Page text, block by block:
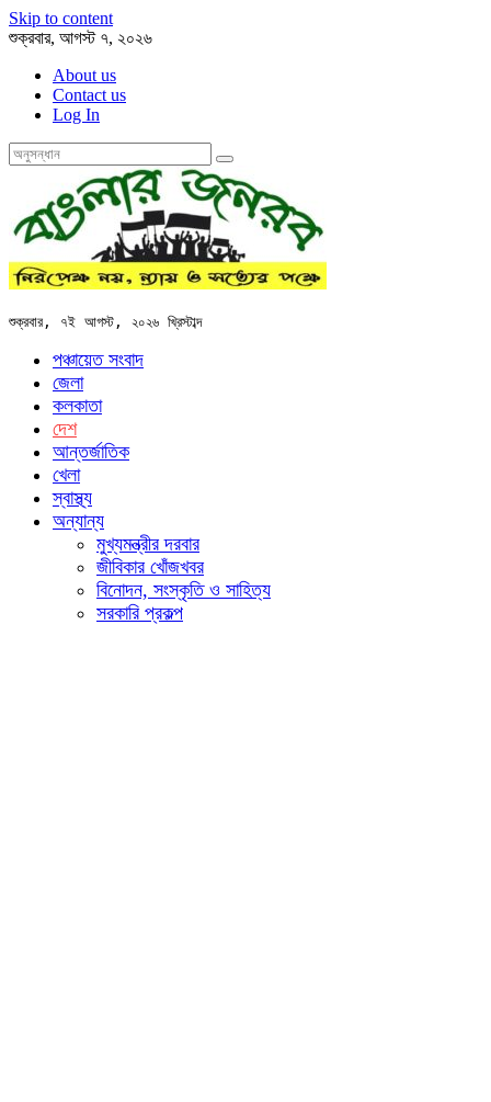
Skip to content
শুক্রবার, আগস্ট ৭, ২০২৬
About us
Contact us
Log In
শুক্রবার, ৭ই আগস্ট, ২০২৬ খ্রিস্টাব্দ
পঞ্চায়েত সংবাদ
জেলা
কলকাতা
দেশ
আন্তর্জাতিক
খেলা
স্বাস্থ্য
অন্যান্য
মুখ্যমন্ত্রীর দরবার
জীবিকার খোঁজখবর
বিনোদন, সংস্কৃতি ও সাহিত্য
সরকারি প্রকল্প